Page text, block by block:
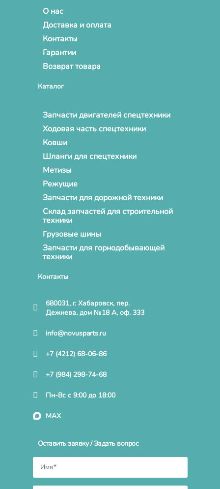
О нас
Доставка и оплата
Контакты
Гарантии
Возврат товара
Каталог
Запчасти двигателей спецтехники
Ходовая часть спецтехники
Ковши
Шланги для спецтехники
Метизы
Режущие
Запчасти для дорожной техники
Склад запчастей для строительной
техники
Грузовые шины
Запчасти для горнодобывающей
техники
Контакты
680031, г. Хабаровск, пер.
Дежнева, дом №18 А, оф. 333
info@novusparts.ru
+7 (4212) 68-06-86
+7 (984) 298-74-68
Пн-Вс с 9:00 до 18:00
MAX
Оставить заявку / Задать вопрос